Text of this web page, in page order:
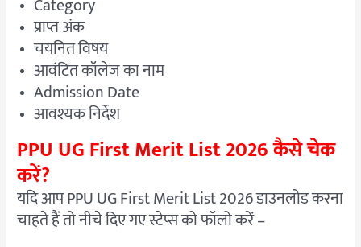
Category
प्राप्त अंक
चयनित विषय
आवंटित कॉलेज का नाम
Admission Date
आवश्यक निर्देश
PPU UG First Merit List 2026 कैसे चेक
करें?
यदि आप PPU UG First Merit List 2026 डाउनलोड करना
चाहते हैं तो नीचे दिए गए स्टेप्स को फॉलो करें –